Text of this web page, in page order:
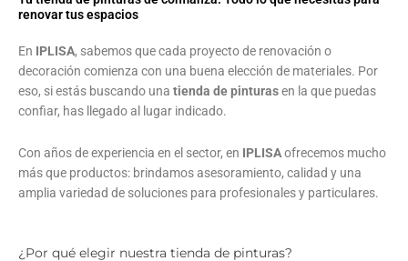
renovar tus espacios
En IPLISA, sabemos que cada proyecto de renovación o
decoración comienza con una buena elección de materiales. Por
eso, si estás buscando una tienda de pinturasen la que puedas
confiar, has llegado al lugar indicado.
Con años de experiencia en el sector, en IPLISAofrecemos mucho
más que productos: brindamos asesoramiento, calidad y una
amplia variedad de soluciones para profesionales y particulares.
¿Por qué elegir nuestra tienda de pinturas?